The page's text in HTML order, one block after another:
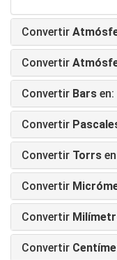
Convertir
Convertir
Convertir Bars en:
Convertir
Convertir Torrs
Convertir
Convertir
Convertir